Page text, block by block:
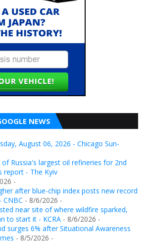
NEWS
August 06, 2026 - Chicago Sun-
Russia's largest oil refineries for 2nd
report - The Kyiv
-
after blue-chip index posts new record
CNBC - 8/6/2026 -
near site of where wildfire sparked,
to start it - KCRA - 8/6/2026 -
surges 6% after Situational Awareness
- 8/5/2026 -